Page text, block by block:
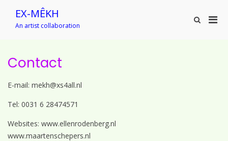
inhoud
EX-MÊKH
An artist collaboration
Toon
Contact
E-mail: mekh@xs4all.nl
Tel: 0031 6 28474571
Websites: www.ellenrodenberg.nl
www.maartenschepers.nl